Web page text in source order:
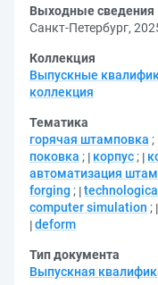
Выходные сведения
Санкт-Петербург,
Коллекция
Выпускные
коллекция
Тематика
горячая штамповка ;
поковка ; корпус ;
автоматизация
forging ;
computer simulation ;
deform
Тип документа
Выпускная